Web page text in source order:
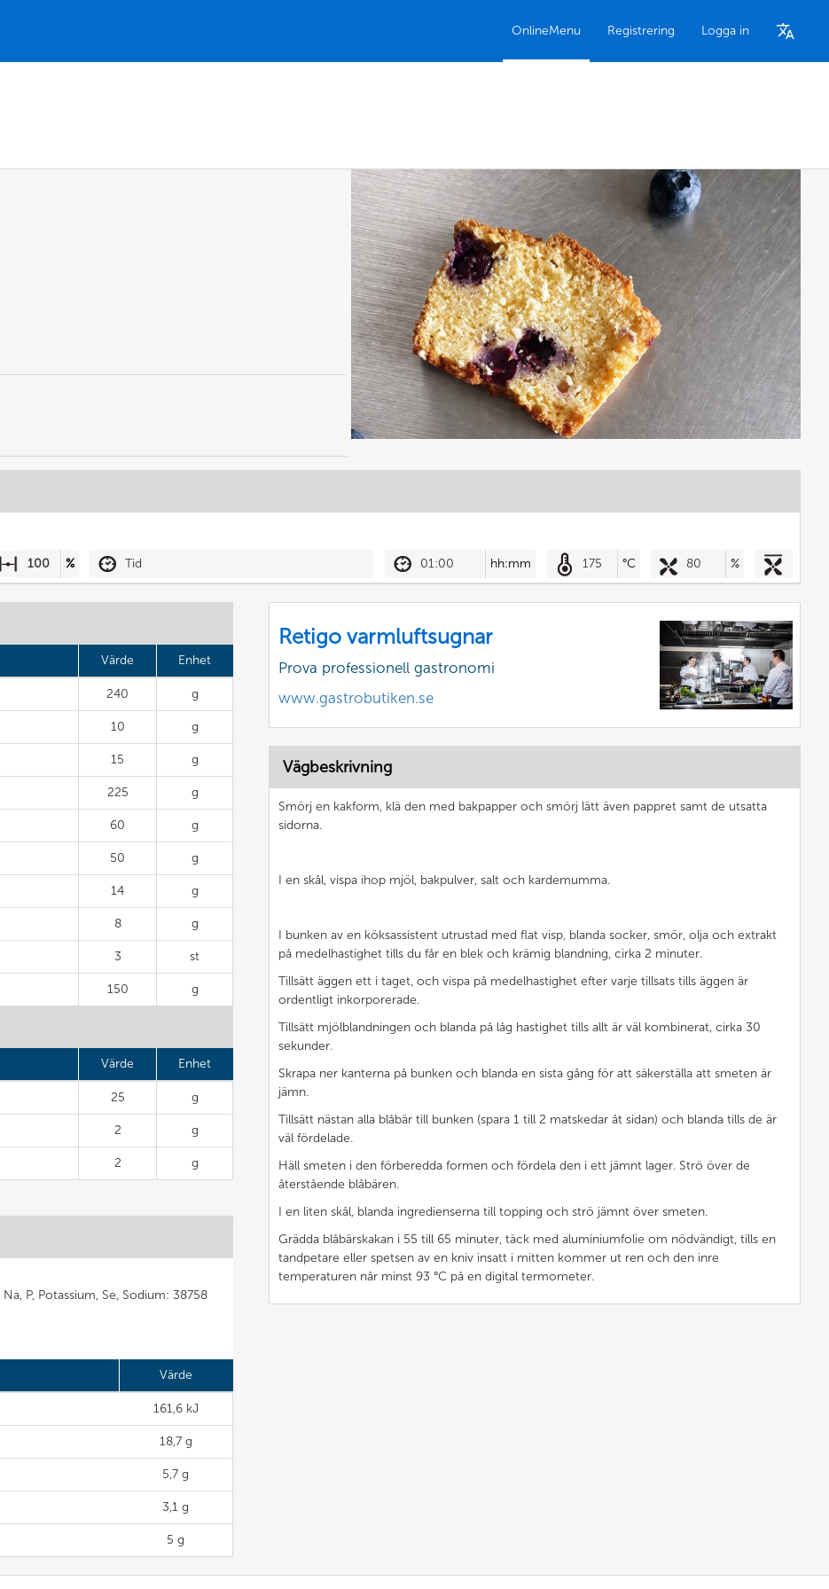
OnlineMenu Registrering Logga in
100 % Tid 01:00 hh:mm 175 °C 80 %
Värde Enhet
240 g
10 g
15 g
225 g
60 g
50 g
14 g
8 g
3 st
150 g
Värde Enhet
25 g
2 g
2 g
P, Potassium, Se, Sodium: 38758
Värde
161,6 kJ
18,7 g
5,7 g
3,1 g
5 g
Retigo varmluftsugnar
Prova professionell gastronomi
www.gastrobutiken.se
Vägbeskrivning
Smörj en kakform, klä den med bakpapper och smörj lätt även pappret samt de utsatta
sidorna.
I en skål, vispa ihop mjöl, bakpulver, salt och kardemumma.
I bunken av en köksassistent utrustad med flat visp, blanda socker, smör, olja och extrakt
på medelhastighet tills du får en blek och krämig blandning, cirka 2 minuter.
Tillsätt äggen ett i taget, och vispa på medelhastighet efter varje tillsats tills äggen är
ordentligt inkorporerade.
Tillsätt mjölblandningen och blanda på låg hastighet tills allt är väl kombinerat, cirka 30
sekunder.
Skrapa ner kanterna på bunken och blanda en sista gång för att säkerställa att smeten är
jämn.
Tillsätt nästan alla blåbär till bunken (spara 1 till 2 matskedar åt sidan) och blanda tills de är
väl fördelade.
Häll smeten i den förberedda formen och fördela den i ett jämnt lager. Strö över de
återstående blåbären.
I en liten skål, blanda ingredienserna till topping och strö jämnt över smeten.
Grädda blåbärskakan i 55 till 65 minuter, täck med aluminiumfolie om nödvändigt, tills en
tandpetare eller spetsen av en kniv insatt i mitten kommer ut ren och den inre
temperaturen når minst 93 °C på en digital termometer.